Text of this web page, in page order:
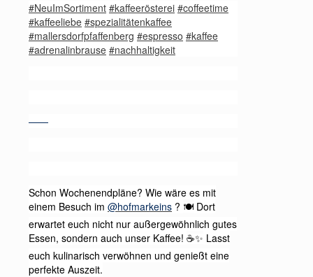
#NeuImSortiment #kaffeerösterei #coffeetime
#kaffeeliebe #spezialitätenkaffee
#mallersdorfpfaffenberg #espresso #kaffee
#adrenalinbrause #nachhaltigkeit
——
Schon Wochenendpläne? Wie wäre es mit
einem Besuch im @hofmarkeins ? 🍽️ Dort
erwartet euch nicht nur außergewöhnlich gutes
Essen, sondern auch unser Kaffee! ☕✨ Lasst
euch kulinarisch verwöhnen und genießt eine
perfekte Auszeit.